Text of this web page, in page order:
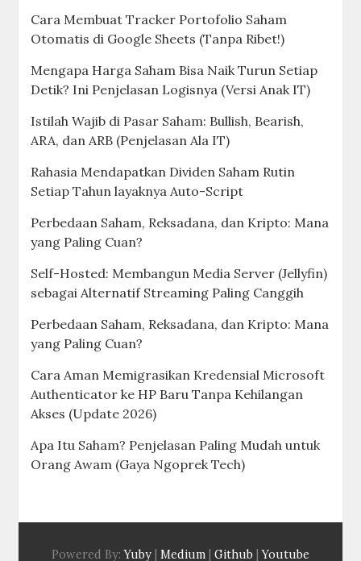
Cara Membuat Tracker Portofolio Saham
Otomatis di Google Sheets (Tanpa Ribet!)
Mengapa Harga Saham Bisa Naik Turun Setiap
Detik? Ini Penjelasan Logisnya (Versi Anak IT)
Istilah Wajib di Pasar Saham: Bullish, Bearish,
ARA, dan ARB (Penjelasan Ala IT)
Rahasia Mendapatkan Dividen Saham Rutin
Setiap Tahun layaknya Auto-Script
Perbedaan Saham, Reksadana, dan Kripto: Mana
yang Paling Cuan?
Self-Hosted: Membangun Media Server (Jellyfin)
sebagai Alternatif Streaming Paling Canggih
Perbedaan Saham, Reksadana, dan Kripto: Mana
yang Paling Cuan?
Cara Aman Memigrasikan Kredensial Microsoft
Authenticator ke HP Baru Tanpa Kehilangan
Akses (Update 2026)
Apa Itu Saham? Penjelasan Paling Mudah untuk
Orang Awam (Gaya Ngoprek Tech)
Powered By:Yuby Medium Github |Youtube